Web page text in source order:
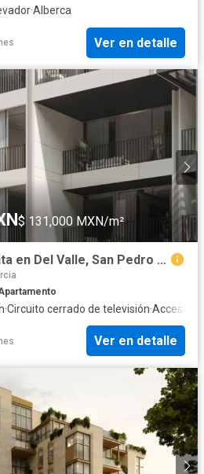
·Alberca
Ver en detalle
$ 131,000 MXN/m²
Departamento en venta en Del Valle, San Pedro Garza García, Nuevo León
·Circuito cerrado de televisión·Acceso
Ver en detalle